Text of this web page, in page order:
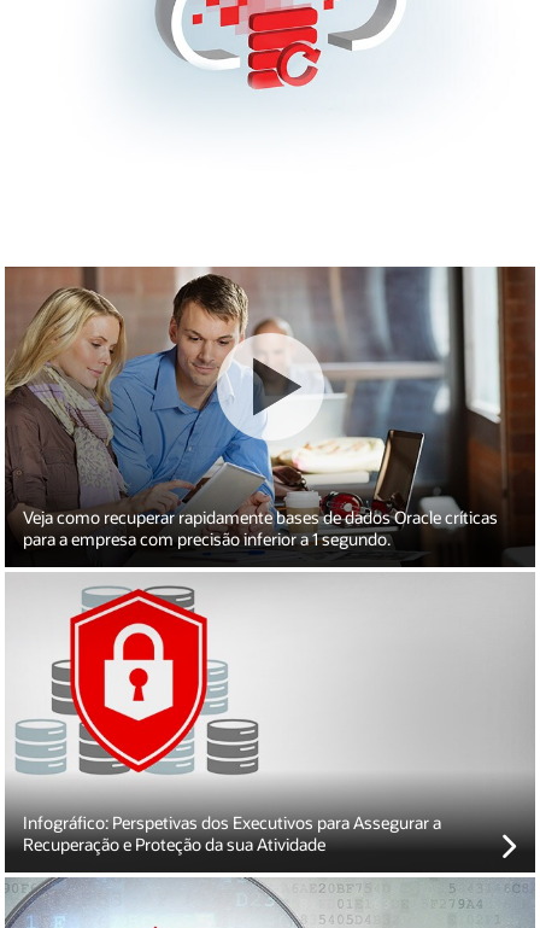
Veja como recuperar rapidamente bases de dados Oracle críticas
para a empresa com precisão inferior a 1 segundo.
Como reduzir os riscos do impacto da inatividade e da perda de
dados nos resultados, na produtividade e na reputação da sua
empresa.
Infográfico: Perspetivas dos Executivos para Assegurar a
Recuperação e Proteção da sua Atividade